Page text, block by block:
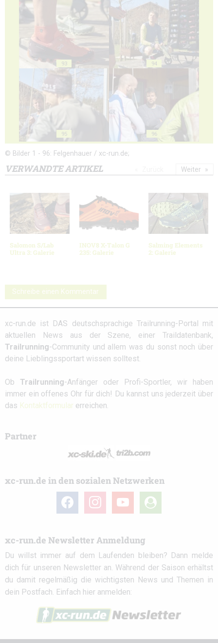
93 94
95 96
© Bilder 1 - 96: Felgenhauer / xc-run.de;
VERWANDTE ARTIKEL
Salomon S/Lab
Ultra 3: Galerie
INOV8 X-Talon G
235: Galerie
Salming Elements
2: Galerie
Weiter
Schreibe einen Kommentar
xc-run.de ist DAS deutschsprachige Trailrunning-Portal mit
aktuellen News aus der Szene, einer Traildatenbank,
Trailrunning-Community und allem was du sonst noch über
deine Lieblingssportart wissen solltest.
Ob Trailrunning-Anfänger oder Profi-Sportler, wir haben
immer ein offenes Ohr für dich! Du kannst uns jederzeit über
das Kontaktformular erreichen.
Partner
xc-run.de in den sozialen Netzwerken
facebook instagramyoutube
user-
circle
xc-run.de Newsletter Anmeldung
Du willst immer auf dem Laufenden bleiben? Dann melde
dich für unseren Newsletter an. Während der Saison erhältst
du damit regelmäßig die wichtigsten News und Themen in
dein Postfach. Einfach hier anmelden: